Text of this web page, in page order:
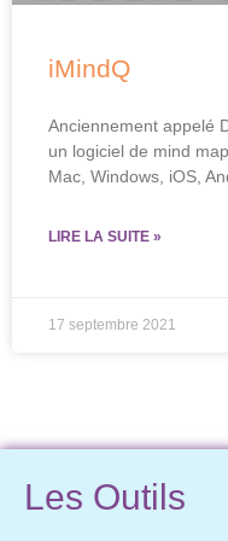
iMindQ
Anciennement appelé
un logiciel de mind
Mac, Windows, iOS,
LIRE LA SUITE »
17 septembre 2021
Les Outils